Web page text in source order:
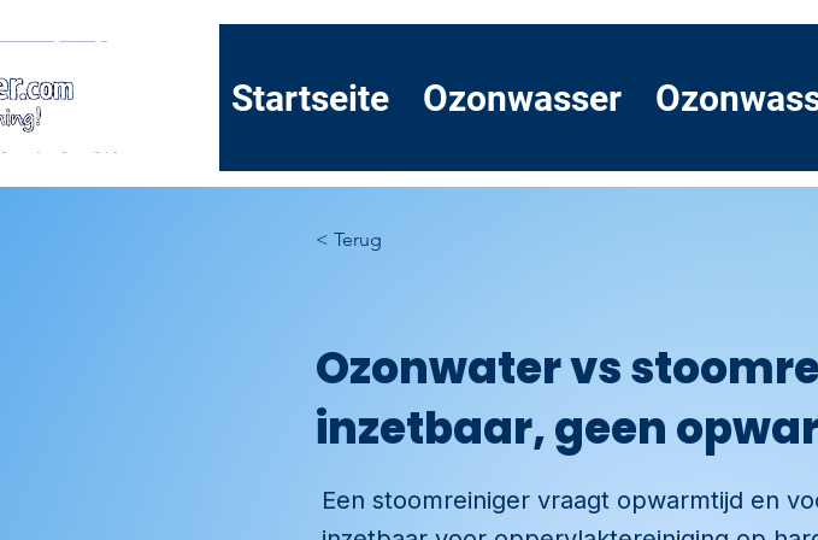
Startseite Ozonwasser
< Terug
Ozonwater vs
inzetbaar, geen
Een stoomreiniger vraagt opwarmtijd en